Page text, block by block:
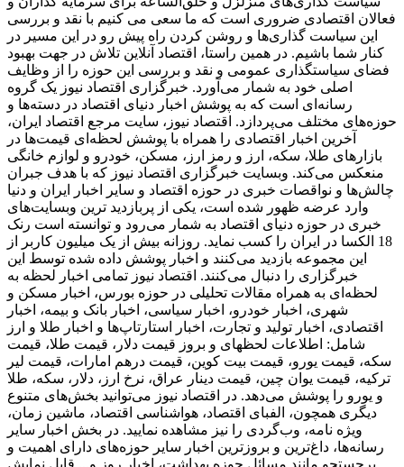
فعالان اقتصادی ضروری است که ما سعی می کنیم با نقد و بررسی
این سیاست گذاری‌ها و روشن کردن راه پیش رو در این مسیر در
کنار شما باشیم. در همین راستا، اقتصاد آنلاین تلاش در جهت بهبود
فضای سیاستگذاری عمومی و نقد و بررسی این حوزه را از وظایف
اصلی خود به شمار می‌آورد. خبرگزاری اقتصاد نیوز یک گروه
رسانه‌ای است که به پوشش اخبار دنیای اقتصاد در دسته‌ها و
حوزه‌های مختلف می‌پردازد. اقتصاد نیوز، سایت مرجع اقتصاد ایران،
آخرین اخبار اقتصادی را همراه با پوشش لحظه‌ای قیمت‌ها در
بازارهای طلا، سکه، ارز و رمز ارز، مسکن، خودرو و لوازم خانگی
منعکس می‌کند. وبسایت خبرگزاری اقتصاد نیوز که با هدف جبران
چالش‌ها و نواقصات خبری در حوزه اقتصاد و سایر اخبار ایران و دنیا
وارد عرضه ظهور شده است، یکی از پربازدید ترین وبسایت‌های
خبری در حوزه دنیای اقتصاد به شمار می‌رود و توانسته است رنک
18 الکسا در ایران را کسب نماید. روزانه بیش از یک میلیون کاربر از
این مجموعه بازدید می‌کنند و اخبار پوشش داده شده توسط این
خبرگزاری را دنبال می‌کنند. اقتصاد نیوز تمامی اخبار لحظه به
لحظه‌ای به همراه مقالات تحلیلی در حوزه بورس، اخبار مسکن و
شهری، اخبار خودرو، اخبار سیاسی، اخبار بانک و بیمه، اخبار
اقتصادی، اخبار تولید و تجارت، اخبار استارتاپ‌ها و اخبار طلا و ارز
شامل: اطلاعات لحظهای و بروز قیمت دلار، قیمت طلا، قیمت
سکه، قیمت یورو، قیمت بیت کوین، قیمت درهم امارات، قیمت لیر
ترکیه، قیمت یوان چین، قیمت دینار عراق، نرخ ارز، دلار، سکه، طلا
و یورو را پوشش می‌دهد. در اقتصاد نیوز می‌توانید بخش‌های متنوع
دیگری همچون، الفبای اقتصاد، هواشناسی اقتصاد، ماشین زمان،
ویژه نامه، وب‌گردی را نیز مشاهده نمایید. در بخش اخبار سایر
رسانه‌ها، داغ‌ترین و بروزترین اخبار سایر حوزه‌های دارای اهمیت و